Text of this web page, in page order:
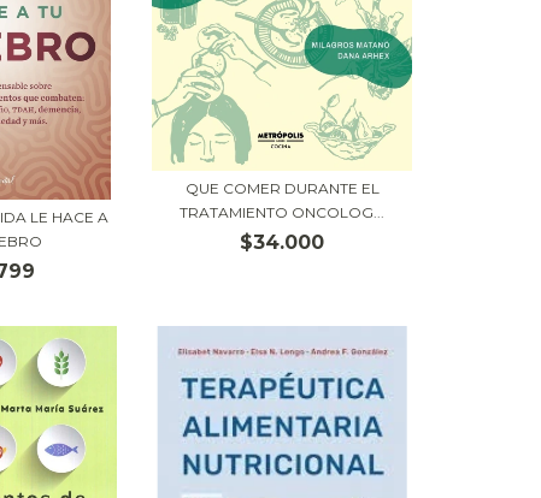
LE HACE A
QUE COMER DURANTE EL
TRATAMIENTO ONCOLOG...
$34.000